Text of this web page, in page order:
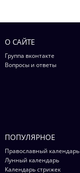
О САЙТЕ
Группа вконтакте
Вопросы и ответы
ПОПУЛЯРНОЕ
Православный календарь
Лунный календарь
Календарь стрижек